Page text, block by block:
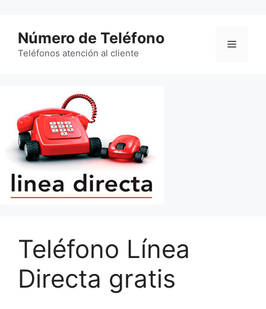
contenido
Número de Teléfono
Teléfonos atención al cliente
Menú
Teléfono Línea
Directa gratis